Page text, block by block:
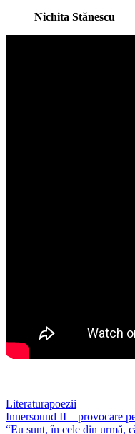
Nichita Stănescu
Literaturapoezii
Post
Innersound II – provocare
“Eu sunt, în cele din urmă,